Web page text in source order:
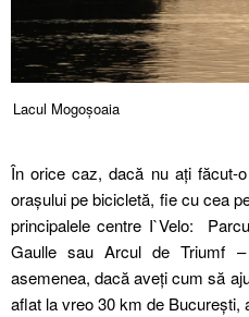
Lacul Mogoșoaia
În orice caz, dacă nu ați făcut-
orașului pe bicicletă, fie cu cea
principalele centre I`Velo:
Gaulle sau Arcul de Triumf
asemenea, dacă aveți cum să
aflat la vreo 30 km de București,